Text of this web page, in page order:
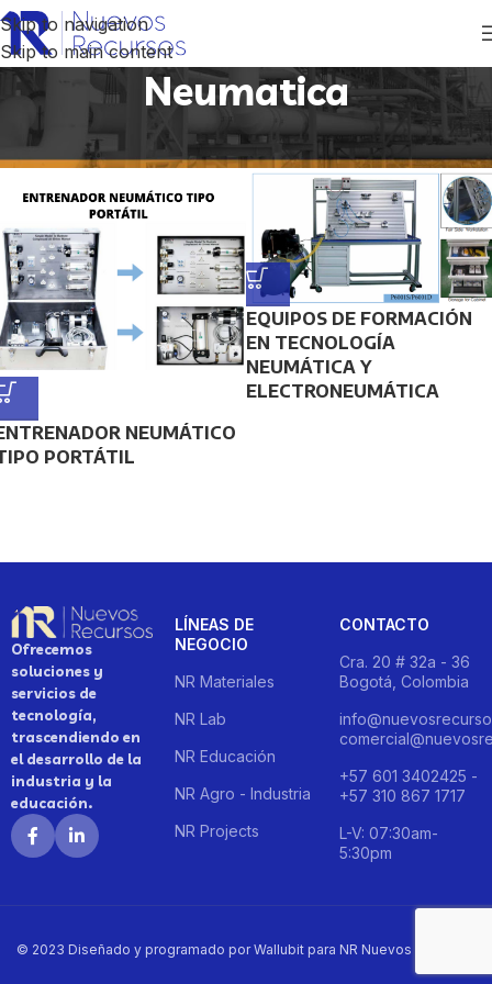
Skip to navigation
Skip to main content
Neumatica
Inicio Productos etiquetados “Neumatica”
NEUMÁTICO
PORTÁTIL
EQUIPOS DE FORMACIÓN
EN TECNOLOGÍA
NEUMÁTICA Y
ELECTRONEUMÁTICA
Ofrecemos
soluciones y
servicios de
tecnología,
trascendiendo en
el desarrollo de la
industria y la
educación.
LÍNEAS DE
NEGOCIO
NR Materiales
NR Lab
NR Educación
NR Agro - Industria
NR Projects
CONTACTO
Cra. 20 # 32a - 36
Bogotá, Colombia
+57 601 3402425 -
+57 310 867 1717
L-V: 07:30am-
5:30pm
© 2023 Diseñado y programado por Wallubit para NR Nuevos Recursos